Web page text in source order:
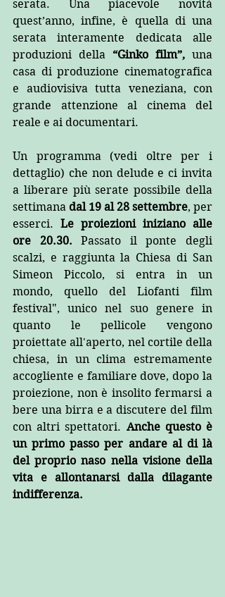
serata. Una piacevole novità
quest’anno, infine, è quella di una
serata interamente dedicata alle
produzioni della “Ginko film”, una
casa di produzione cinematografica
e audiovisiva tutta veneziana, con
grande attenzione al cinema del
reale e ai documentari.
Un programma (vedi oltre per i
dettaglio) che non delude e ci invita
a liberare più serate possibile della
settimana dal 19 al 28 settembre, per
esserci. Le proiezioni iniziano alle
ore 20.30. Passato il ponte degli
scalzi, e raggiunta la Chiesa di San
Simeon Piccolo, si entra in un
mondo, quello del Liofanti film
festival", unico nel suo genere in
quanto le pellicole vengono
proiettate all'aperto, nel cortile della
chiesa, in un clima estremamente
accogliente e familiare dove, dopo la
proiezione, non è insolito fermarsi a
bere una birra e a discutere del film
con altri spettatori. Anche questo è
un primo passo per andare al di là
del proprio naso nella visione della
vita e allontanarsi dalla dilagante
indifferenza.